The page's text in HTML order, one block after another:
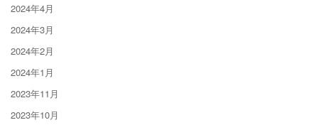
2024年4月
2024年3月
2024年2月
2024年1月
2023年11月
2023年10月